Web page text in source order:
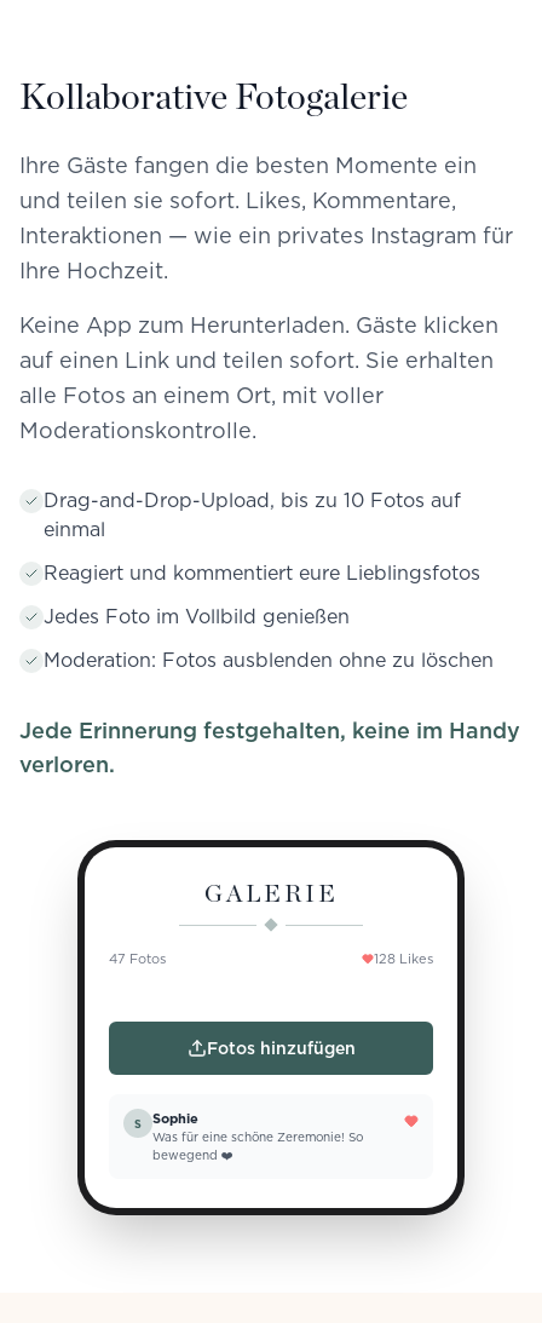
Kollaborative Fotogalerie
Ihre Gäste fangen die besten Momente ein
und teilen sie sofort. Likes, Kommentare,
Interaktionen — wie ein privates Instagram für
Ihre Hochzeit.
Keine App zum Herunterladen. Gäste klicken
auf einen Link und teilen sofort. Sie erhalten
alle Fotos an einem Ort, mit voller
Moderationskontrolle.
Drag-and-Drop-Upload, bis zu 10 Fotos auf
einmal
Reagiert und kommentiert eure Lieblingsfotos
Jedes Foto im Vollbild genießen
Moderation: Fotos ausblenden ohne zu löschen
Jede Erinnerung festgehalten, keine im Handy
verloren.
GALERIE
47 Fotos 128 Likes
Fotos hinzufügen
S Sophie
Was für eine schöne Zeremonie! So
bewegend ❤️